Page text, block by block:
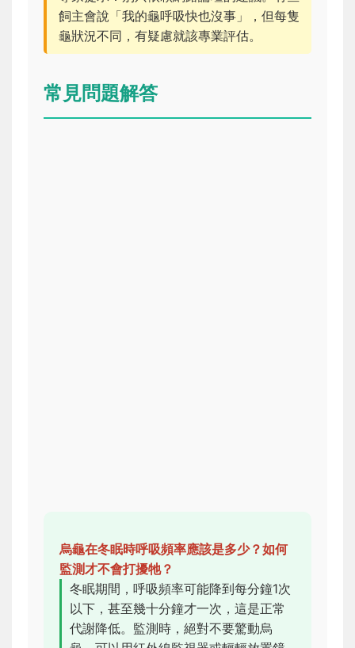
飼主會說「我的龜呼吸快也沒事」，但每隻
龜狀況不同，有疑慮就該專業評估。
常見問題解答
烏龜在冬眠時呼吸頻率應該是多少？如何
監測才不會打擾牠？
冬眠期間，呼吸頻率可能降到每分鐘1次
以下，甚至幾十分鐘才一次，這是正常
代謝降低。監測時，絕對不要驚動烏